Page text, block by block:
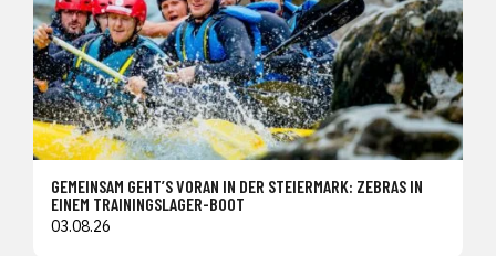
GEMEINSAM GEHT’S VORAN IN DER STEIERMARK: ZEBRAS IN
EINEM TRAININGSLAGER-BOOT
03.08.26